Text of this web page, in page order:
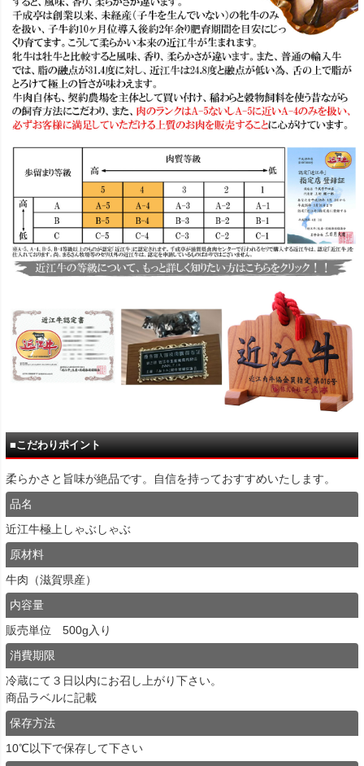
■こだわりポイント
柔らかさと旨味が絶品です。自信を持っておすすめいたします。
品名
近江牛極上しゃぶしゃぶ
原材料
牛肉（滋賀県産）
内容量
販売単位 500g入り
消費期限
冷蔵にて３日以内にお召し上がり下さい。
商品ラベルに記載
保存方法
10℃以下で保存して下さい